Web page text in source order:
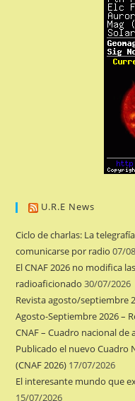
U.R.E News
Ciclo de charlas: La
comunicarse por radio 07/
El CNAF 2026 no modifica
radioaficionado 30/07/2026
Revista agosto/septiembre
Agosto-Septiembre 2026 –
CNAF – Cuadro nacional
Publicado el nuevo Cuadro
(CNAF 2026) 17/07/2026
El interesante mundo que
15/07/2026